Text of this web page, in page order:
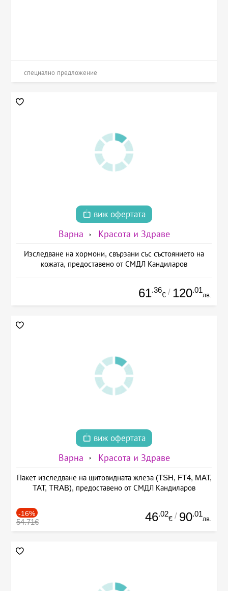
специално предложение
виж офертата
Варна Красота и Здраве
Изследване на хормони, свързани със състоянието на
кожата, предоставено от СМДЛ Кандиларов
61.36
€ / 120.01
лв.
виж офертата
Варна Красота и Здраве
Пакет изследване на щитовидната жлеза (TSH, FT4, MAT,
TAT, TRAB), предоставено от СМДЛ Кандиларов
-16%
54.71€ 46.02
€ / 90.01
лв.